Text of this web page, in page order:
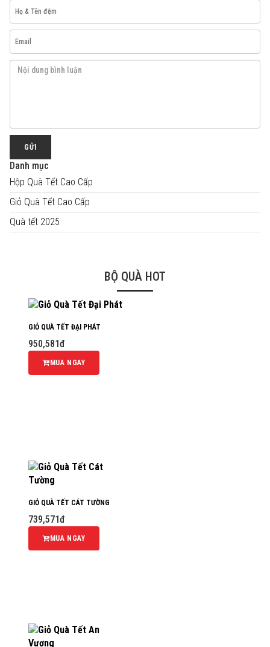
GỬI
Danh mục
Hộp Quà Tết Cao Cấp
Giỏ Quà Tết Cao Cấp
Quà tết 2025
BỘ QUÀ HOT
GIỎ QUÀ TẾT ĐẠI PHÁT
950,581đ
MUA NGAY
GIỎ QUÀ TẾT CÁT TƯỜNG
739,571đ
MUA NGAY